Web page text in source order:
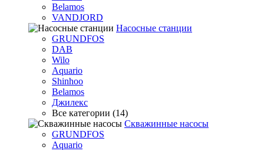
Belamos
VANDJORD
Насосные станции
GRUNDFOS
DAB
Wilo
Aquario
Shinhoo
Belamos
Джилекс
Все категории (14)
Скважинные насосы
GRUNDFOS
Aquario